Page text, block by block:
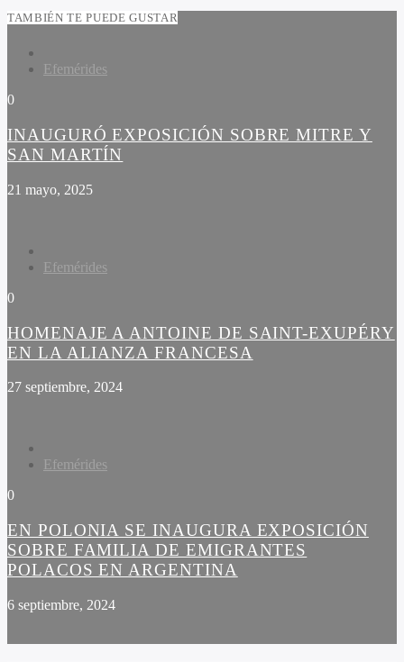
TAMBIÉN TE PUEDE GUSTAR
Efemérides
0
INAUGURÓ EXPOSICIÓN SOBRE MITRE Y
SAN MARTÍN
21 mayo, 2025
Efemérides
0
HOMENAJE A ANTOINE DE SAINT-EXUPÉRY
EN LA ALIANZA FRANCESA
27 septiembre, 2024
Efemérides
0
EN POLONIA SE INAUGURA EXPOSICIÓN
SOBRE FAMILIA DE EMIGRANTES
POLACOS EN ARGENTINA
6 septiembre, 2024